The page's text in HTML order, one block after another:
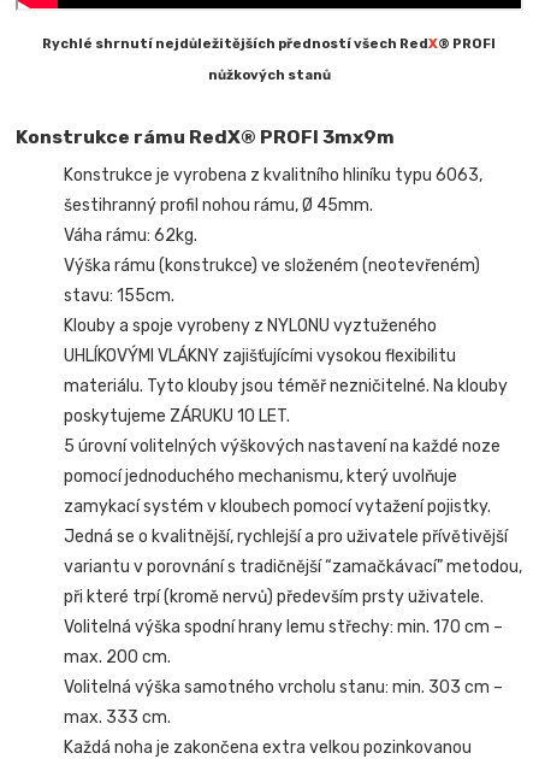
Rychlé shrnutí nejdůležitějších předností všech RedX® PROFI
nůžkových stanů
Konstrukce rámu RedX® PROFI 3mx9m
Konstrukce je vyrobena z kvalitního hliníku typu 6063,
šestihranný profil nohou rámu, Ø 45mm.
Váha rámu: 62kg.
Výška rámu (konstrukce) ve složeném (neotevřeném)
stavu: 155cm.
Klouby a spoje vyrobeny z NYLONU vyztuženého
UHLÍKOVÝMI VLÁKNY zajišťujícími vysokou flexibilitu
materiálu. Tyto klouby jsou téměř nezničitelné. Na klouby
poskytujeme ZÁRUKU 10 LET.
5 úrovní volitelných výškových nastavení na každé noze
pomocí jednoduchého mechanismu, který uvolňuje
zamykací systém v kloubech pomocí vytažení pojistky.
Jedná se o kvalitnější, rychlejší a pro uživatele přívětivější
variantu v porovnání s tradičnější “zamačkávací” metodou,
při které trpí (kromě nervů) především prsty uživatele.
Volitelná výška spodní hrany lemu střechy: min. 170 cm –
max. 200 cm.
Volitelná výška samotného vrcholu stanu: min. 303 cm –
max. 333 cm.
Každá noha je zakončena extra velkou pozinkovanou